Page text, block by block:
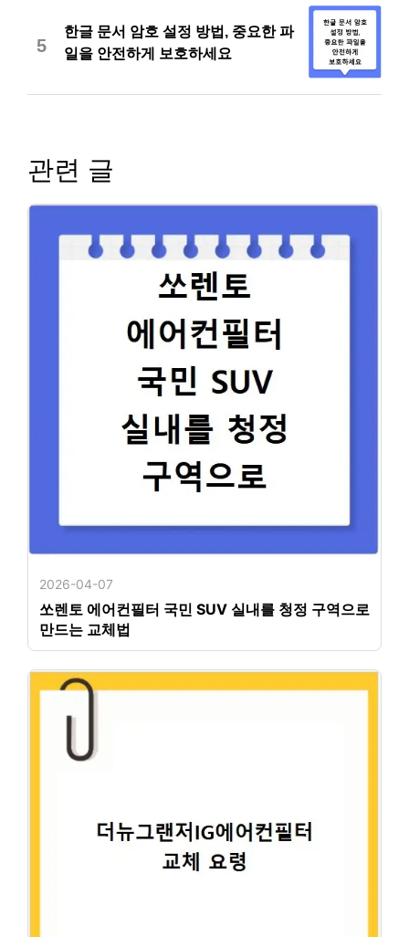
5
한글 문서 암호 설정 방법, 중요한 파
일을 안전하게 보호하세요
관련 글
2026-04-07
쏘렌토 에어컨필터 국민 SUV 실내를 청정 구역으로
만드는 교체법